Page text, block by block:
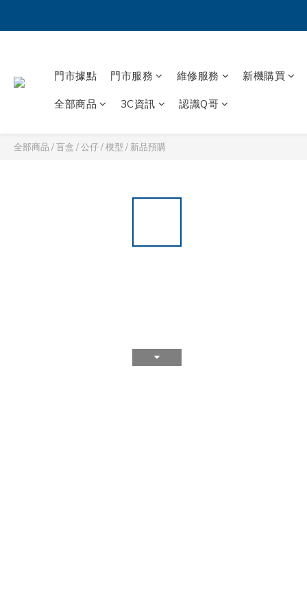
門市據點 門市服務 維修服務 新機購買
全部商品 3C資訊 認識Q哥
全部商品 /盲盒 / 公仔 / 模型 / 新品預購